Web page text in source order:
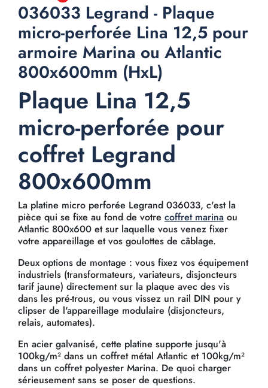
036033 Legrand - Plaque
micro-perforée Lina 12,5 pour
armoire Marina ou Atlantic
800x600mm (HxL)
Plaque Lina 12,5
micro-perforée pour
coffret Legrand
800x600mm
La platine micro perforée Legrand 036033, c'est la
pièce qui se fixe au fond de votre coffret marina ou
Atlantic 800x600 et sur laquelle vous venez fixer
votre appareillage et vos goulottes de câblage.
Deux options de montage : vous fixez vos équipement
industriels (transformateurs, variateurs, disjoncteurs
tarif jaune) directement sur la plaque avec des vis
dans les pré-trous, ou vous vissez un rail DIN pour y
clipser de l'appareillage modulaire (disjoncteurs,
relais, automates).
En acier galvanisé, cette platine supporte jusqu'à
100kg/m² dans un coffret métal Atlantic et 100kg/m²
dans un coffret polyester Marina. De quoi charger
sérieusement sans se poser de questions.